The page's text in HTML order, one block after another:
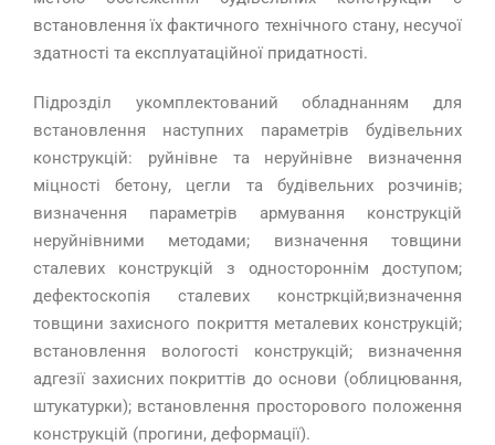
встановлення їх фактичного технічного стану, несучої
здатності та експлуатаційної придатності.
Підрозділ укомплектований обладнанням для
встановлення наступних параметрів будівельних
конструкцій: руйнівне та неруйнівне визначення
міцності бетону, цегли та будівельних розчинів;
визначення параметрів армування конструкцій
неруйнівними методами; визначення товщини
сталевих конструкцій з одностороннім доступом;
дефектоскопія сталевих констркцій;визначення
товщини захисного покриття металевих конструкцій;
встановлення вологості конструкцій; визначення
адгезії захисних покриттів до основи (облицювання,
штукатурки); встановлення просторового положення
конструкцій (прогини, деформації).